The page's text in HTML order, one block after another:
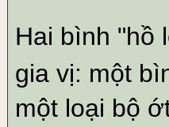
Hai bình "hồ
gia vị: một
một loại bộ